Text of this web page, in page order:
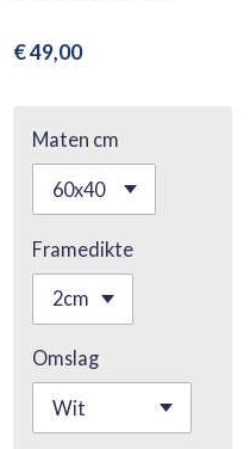
€ 49,00
Maten cm
Framedikte
Omslag